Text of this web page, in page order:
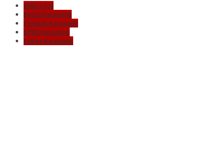
delik.co.id
Berita Karawang
Pemkab Karawang
DPRD Karawang
Polres Karawang